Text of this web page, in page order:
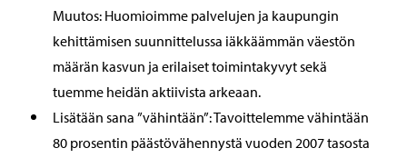
Muutos: Huomioimme palvelujen ja kaupungin
kehittämisen suunnittelussa iäkkäämmän väestön
määrän kasvun ja erilaiset toimintakyvyt sekä
tuemme heidän aktiivista arkeaan.
Lisätään sana ”vähintään”: Tavoittelemme vähintään
80 prosentin päästövähennystä vuoden 2007 tasosta